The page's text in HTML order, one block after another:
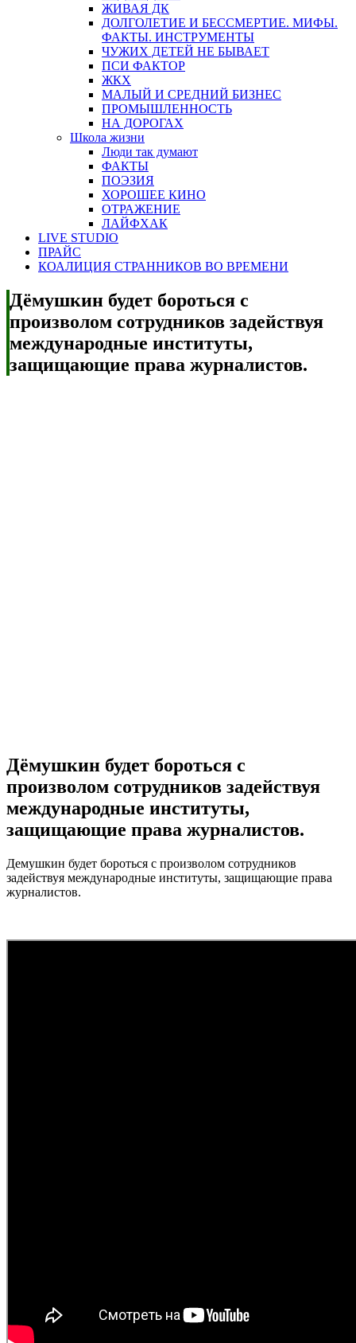
ЖИВАЯ ДК
ДОЛГОЛЕТИЕ И БЕССМЕРТИЕ. МИФЫ.
ФАКТЫ. ИНСТРУМЕНТЫ
ЧУЖИХ ДЕТЕЙ НЕ БЫВАЕТ
ПСИ ФАКТОР
ЖКХ
МАЛЫЙ И СРЕДНИЙ БИЗНЕС
ПРОМЫШЛЕННОСТЬ
НА ДОРОГАХ
Школа жизни
Люди так думают
ФАКТЫ
ПОЭЗИЯ
ХОРОШЕЕ КИНО
ОТРАЖЕНИЕ
ЛАЙФХАК
LIVE STUDIO
ПРАЙС
КОАЛИЦИЯ СТРАННИКОВ ВО ВРЕМЕНИ
Дёмушкин будет бороться с
произволом сотрудников задействуя
международные институты,
защищающие права журналистов.
Дёмушкин будет бороться с
произволом сотрудников задействуя
международные институты,
защищающие права журналистов.
Демушкин будет бороться с произволом сотрудников
задействуя международные институты, защищающие права
журналистов.